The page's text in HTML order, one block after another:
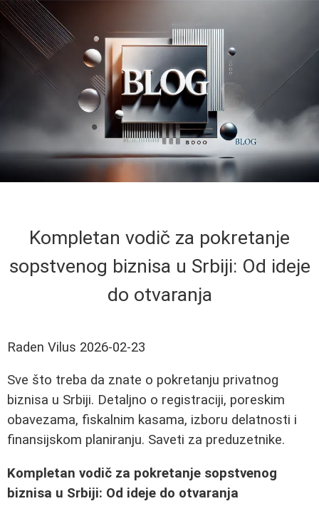
Kompletan vodič za pokretanje
sopstvenog biznisa u Srbiji: Od ideje
do otvaranja
Raden Vilus 2026-02-23
Sve što treba da znate o pokretanju privatnog
biznisa u Srbiji. Detaljno o registraciji, poreskim
obavezama, fiskalnim kasama, izboru delatnosti i
finansijskom planiranju. Saveti za preduzetnike.
Kompletan vodič za pokretanje sopstvenog
biznisa u Srbiji: Od ideje do otvaranja